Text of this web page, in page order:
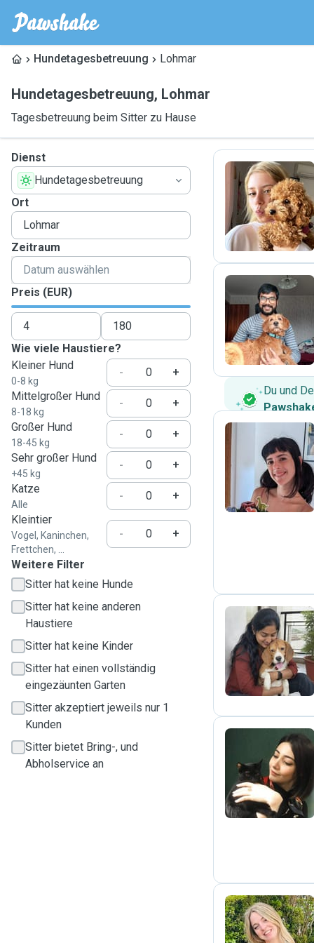
Hundetagesbetreuung Lohmar
Hundetagesbetreuung, Lohmar
Tagesbetreuung beim Sitter zu Hause
Dienst
Hundetagesbetreuung
Ort
Zeitraum
Preis (EUR)
Wie viele Haustiere?
Kleiner Hund
0-8 kg
-
+
Mittelgroßer Hund
8-18 kg
-
+
Großer Hund
18-45 kg
-
+
Sehr großer Hund
+45 kg
-
+
Katze
Alle
-
+
Kleintier
Vogel, Kaninchen,
Frettchen, ...
- +
Weitere Filter
Sitter hat keine Hunde
Sitter hat keine anderen
Haustiere
Sitter hat keine Kinder
Sitter hat einen vollständig
eingezäunten Garten
Sitter akzeptiert jeweils nur 1
Kunden
Sitter bietet Bring-, und
Abholservice an
A
S
Du und
I
R
S